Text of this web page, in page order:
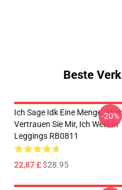
Beste
Ich Sage Idk Eine Menge, Aber
Vertrauen Sie Mir, Ich Weiß In
Leggings RB0811
22,87 £$28.95
-20%